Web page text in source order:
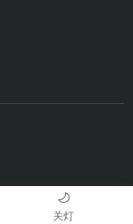
关灯